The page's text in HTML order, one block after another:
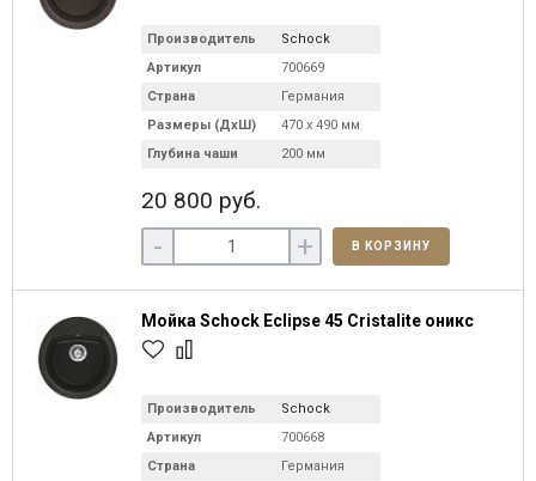
Производитель
Schock
Артикул
700669
Страна
Германия
Размеры (ДхШ)
470 х 490 мм
Глубина чаши
200 мм
20 800 руб.
- + В КОРЗИНУ
Мойка Schock Eclipse 45 Cristalite оникс
Производитель
Schock
Артикул
700668
Страна
Германия